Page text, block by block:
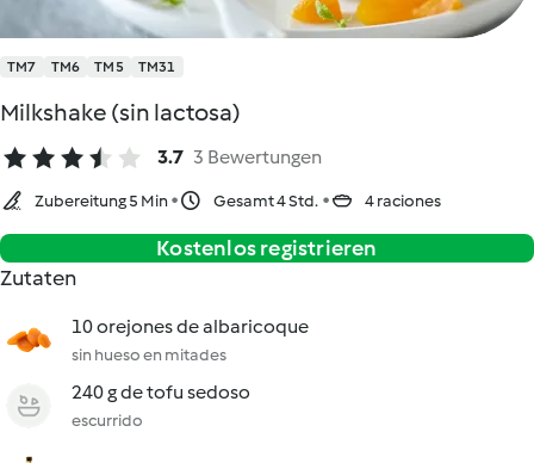
TM7 TM6 TM5 TM31
Milkshake (sin lactosa)
3.7 3 Bewertungen
Zubereitung 5 Min Gesamt 4 Std. 4 raciones
Kostenlos registrieren
Zutaten
10 orejones de albaricoque
sin hueso en mitades
240 g de tofu sedoso
escurrido